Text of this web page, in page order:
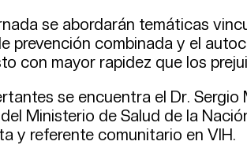
se abordarán temáticas
prevención combinada y el
con mayor rapidez que los
se encuentra el Dr.
Ministerio de Salud de la
y referente comunitario en VIH.